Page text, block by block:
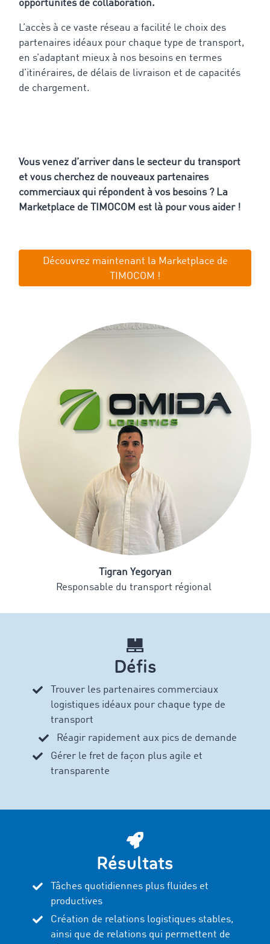
opportunités de collaboration.
L’accès à ce vaste réseau a facilité le choix des
partenaires idéaux pour chaque type de transport,
en s’adaptant mieux à nos besoins en termes
d’itinéraires, de délais de livraison et de capacités
de chargement.
Vous venez d’arriver dans le secteur du transport
et vous cherchez de nouveaux partenaires
commerciaux qui répondent à vos besoins ? La
Marketplace de TIMOCOM est là pour vous aider !
Découvrez maintenant la Marketplace de
TIMOCOM !
Tigran Yegoryan
Responsable du transport régional
Défis
Trouver les partenaires commerciaux
logistiques idéaux pour chaque type de
transport
Réagir rapidement aux pics de demande
Gérer le fret de façon plus agile et
transparente
Résultats
Tâches quotidiennes plus fluides et
productives
Création de relations logistiques stables,
ainsi que de relations qui permettent de